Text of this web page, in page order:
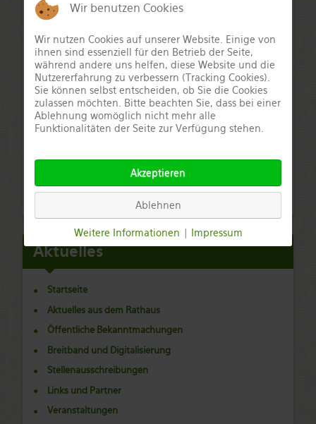
Sehenswertes & Besonderes
Veranstaltungen
Gastronomie
Einzelhandel & Handwerk
Hotels & Unterkünfte
Zelt- und Campingplätze
Ausflugstipps rund um Seßlach
Autilus – Neugestaltung und Erweiterung der
Freizeitanlage Autenhausen
Aktuelles
Startseite
Aktuelles aus dem Rathaus
Öffentliche Bekanntmachungen
Breitband und Digitalisierung
Stellenausschreibungen
Links und Partner
Veranstaltungen
Wir benutzen Cookies
Wir nutzen Cookies auf unserer Website. Einige von
ihnen sind essenziell für den Betrieb der Seite,
während andere uns helfen, diese Website und die
Nutzererfahrung zu verbessern (Tracking Cookies).
Sie können selbst entscheiden, ob Sie die Cookies
zulassen möchten. Bitte beachten Sie, dass bei einer
Ablehnung womöglich nicht mehr alle
Funktionalitäten der Seite zur Verfügung stehen.
Akzeptieren
Ablehnen
Weitere Informationen | Impressum